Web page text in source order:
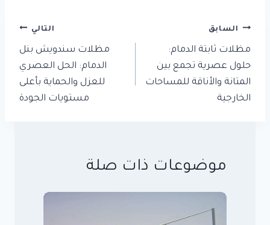
تصفّح
المقالات
السابق
مظلات ثابتة الدمام:
حلول عصرية تجمع بين
المتانة والأناقة للمساحات
الخارجية
التالي
مظلات سندويش بنل
الدمام: الحل العصري
للعزل والحماية بأعلى
مستويات الجودة
موضوعات ذات صلة